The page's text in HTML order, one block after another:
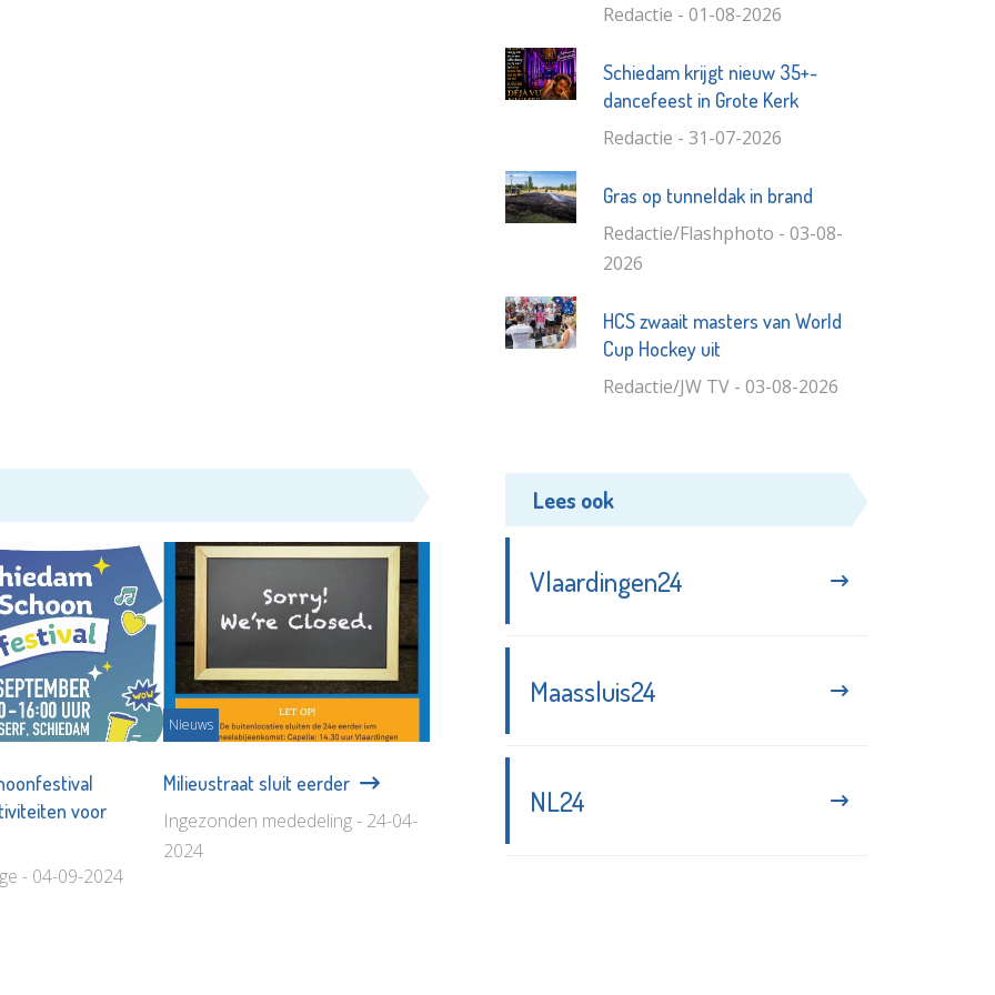
voor
- 04-09-2024
Nieuws
Milieustraat sluit eerder
Ingezonden mededeling - 24-04-
2024
Redactie - 01-08-2026
Schiedam krijgt nieuw 35+-
dancefeest in Grote Kerk
Redactie - 31-07-2026
Gras op tunneldak in brand
Redactie/Flashphoto - 03-08-
2026
HCS zwaait masters van World
Cup Hockey uit
Redactie/JW TV - 03-08-2026
Lees ook
Vlaardingen24
Maassluis24
NL24